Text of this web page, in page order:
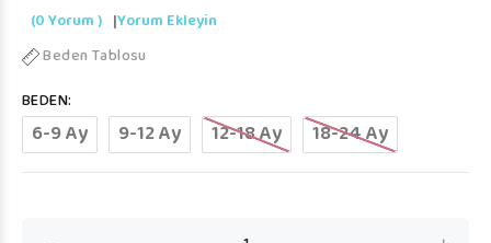
(0 Yorum ) |Yorum Ekleyin
Beden Tablosu
BEDEN:
6-9 Ay 9-12 Ay 12-18 Ay 18-24 Ay